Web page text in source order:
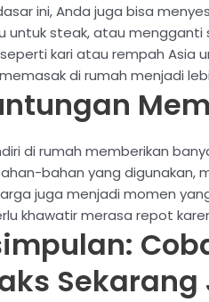
ini, Anda juga bisa
untuk steak, atau
kari atau rempah Asia
di rumah menjadi
di rumah memberikan
bahan yang digunakan,
juga menjadi momen
khawatir merasa repot
Sekarang